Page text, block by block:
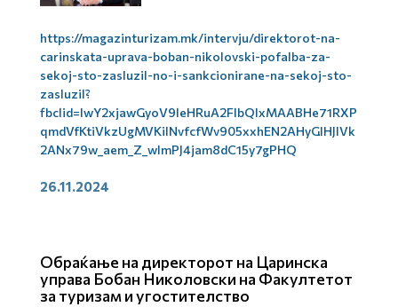
https://magazinturizam.mk/intervju/direktorot-na-
carinskata-uprava-boban-nikolovski-pofalba-za-
sekoj-sto-zasluzil-no-i-sankcionirane-na-sekoj-sto-
zasluzil?
fbclid=IwY2xjawGyoV9leHRuA2FlbQIxMAABHe71RXP
qmdVfKtiVkzUgMVKilNvfcfWv905xxhEN2AHyGIHJlVk
2ANx79w_aem_Z_wlmPJ4jam8dC15y7gPHQ
26.11.2024
Обраќање на директорот на Царинска
управа Бобан Николовски на Факултетот
за туризам и угостителство